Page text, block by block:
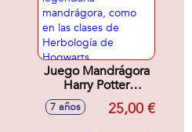
Juego Mandrágora
Harry Potter
.Construye y cultiva
la legendaria
7 años 25,00 €